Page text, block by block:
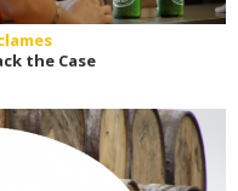
the Case